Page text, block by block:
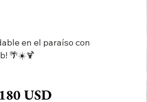
en el paraíso con
🌴☀️🍹
USD